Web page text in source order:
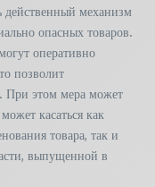
механизм
опасных товаров.
оперативно
позволит
При этом мера может
касаться как
товара, так и
выпущенной в